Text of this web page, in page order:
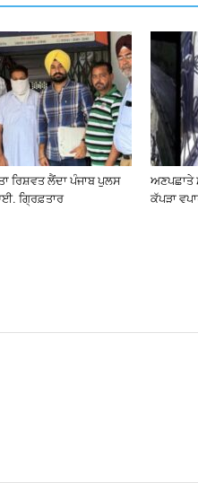
ਰਿਸ਼ਵਤ ਲੈਂਦਾ ਪੰਜਾਬ ਪੁਲਸ
ਗ੍ਰਿਫ਼ਤਾਰ
ਅਣਪਛਾਤੇ
ਕੱਪੜਾ